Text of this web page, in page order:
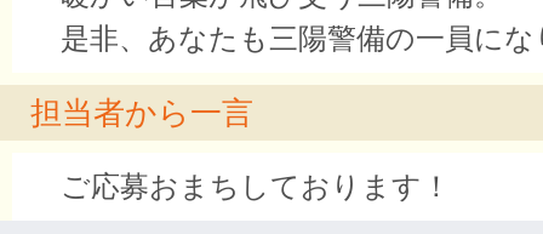
是非、あなたも三陽警備の一員に
担当者から一言
ご応募おまちしております！